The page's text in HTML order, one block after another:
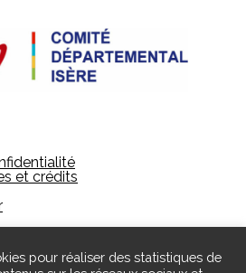
et crédits
pour réaliser des statistiques de